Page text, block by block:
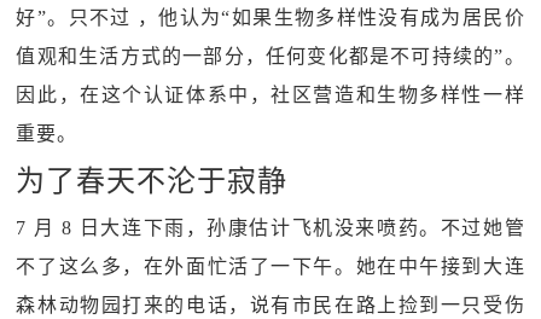
好”。只不过 ，他认为“如果生物多样性没有成为居民价
值观和生活方式的一部分，任何变化都是不可持续的”。
因此，在这个认证体系中，社区营造和生物多样性一样
重要。
为了春天不沦于寂静
7 月 8 日大连下雨，孙康估计飞机没来喷药。不过她管
不了这么多，在外面忙活了一下午。她在中午接到大连
森林动物园打来的电话，说有市民在路上捡到一只受伤